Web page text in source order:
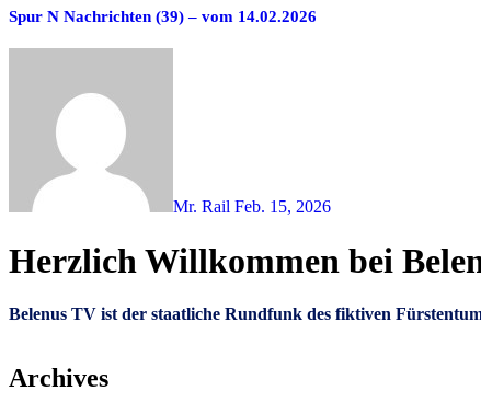
Spur N Nachrichten (39) – vom 14.02.2026
Mr. Rail Feb. 15, 2026
Herzlich Willkommen bei
Belenus TV ist der staatliche Rundfunk des fiktiven
Archives